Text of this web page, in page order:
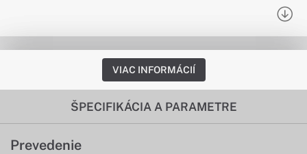
VIAC INFORMÁCIÍ
ŠPECIFIKÁCIA A PARAMETRE
Prevedenie